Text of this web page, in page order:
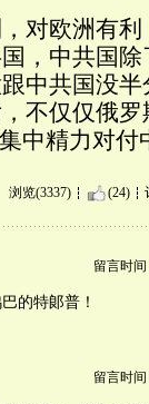
对欧洲有
，中共国
中共国没
不仅仅俄
中精力对
浏览(3337) (24)
留言时间
的特郞普！
留言时间